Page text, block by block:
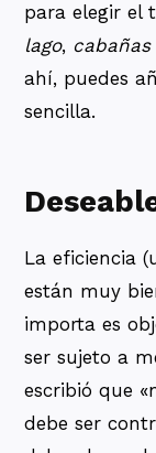
para elegir el
lago,
ahí, puedes
sencilla.
La eficiencia
están muy
importa es
ser sujeto a
escribió que
debe ser